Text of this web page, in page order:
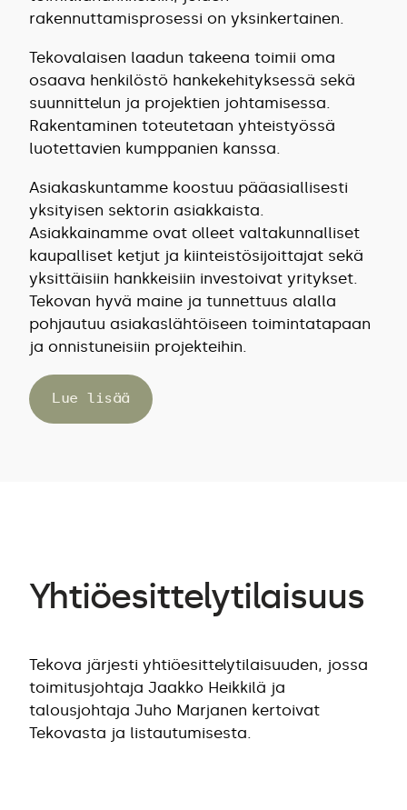
rakennuttamisprosessi on yksinkertainen.
Tekovalaisen laadun takeena toimii oma
osaava henkilöstö hankekehityksessä sekä
suunnittelun ja projektien johtamisessa.
Rakentaminen toteutetaan yhteistyössä
luotettavien kumppanien kanssa.
Asiakaskuntamme koostuu pääasiallisesti
yksityisen sektorin asiakkaista.
Asiakkainamme ovat olleet valtakunnalliset
kaupalliset ketjut ja kiinteistösijoittajat sekä
yksittäisiin hankkeisiin investoivat yritykset.
Tekovan hyvä maine ja tunnettuus alalla
pohjautuu asiakaslähtöiseen toimintatapaan
ja onnistuneisiin projekteihin.
Lue lisää
Yhtiöesittelytilaisuus
Tekova järjesti yhtiöesittelytilaisuuden, jossa
toimitusjohtaja Jaakko Heikkilä ja
talousjohtaja Juho Marjanen kertoivat
Tekovasta ja listautumisesta.